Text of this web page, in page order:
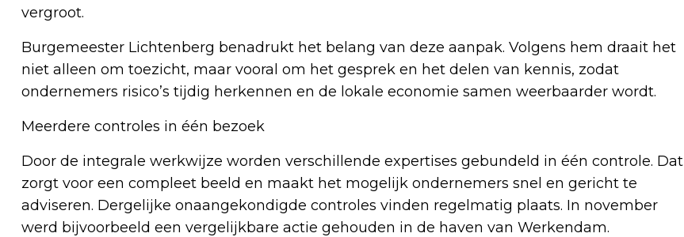
vergroot.
Burgemeester Lichtenberg benadrukt het belang van deze aanpak. Volgens hem draait het
niet alleen om toezicht, maar vooral om het gesprek en het delen van kennis, zodat
ondernemers risico’s tijdig herkennen en de lokale economie samen weerbaarder wordt.
Meerdere controles in één bezoek
Door de integrale werkwijze worden verschillende expertises gebundeld in één controle. Dat
zorgt voor een compleet beeld en maakt het mogelijk ondernemers snel en gericht te
adviseren. Dergelijke onaangekondigde controles vinden regelmatig plaats. In november
werd bijvoorbeeld een vergelijkbare actie gehouden in de haven van Werkendam.